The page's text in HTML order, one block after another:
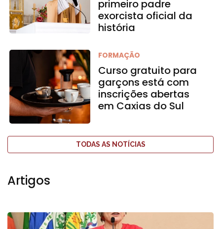
primeiro padre
exorcista oficial da
história
FORMAÇÃO
Curso gratuito para
garçons está com
inscrições abertas
em Caxias do Sul
TODAS AS NOTÍCIAS
Artigos